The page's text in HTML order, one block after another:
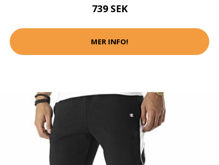
739 SEK
MER INFO!